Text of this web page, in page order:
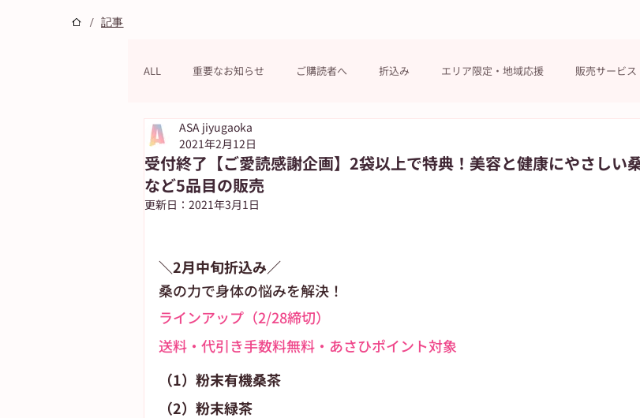
/ 記事
ALL 重要なお知らせ ご購読者へ 折込み エリア限定・地域応援 販売サービス
連載 教育・受験
朝日新聞出版
自由が丘ペット特集
受付終了【ご愛読感謝企画】2袋以上で特典！美容と健康にやさしい
など5品目の販売
ASA jiyugaoka
2021年2月12日
更新日： 2021年3月1日
＼2月中旬折込み／
桑の力で身体の悩みを解決！
ラインアップ（2/28締切）
送料・代引き手数料無料・あさひポイント対象
（1）粉末有機桑茶
（2）粉末緑茶